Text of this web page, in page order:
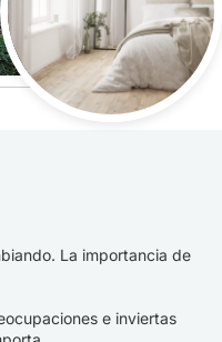
La importancia de
e inviertas